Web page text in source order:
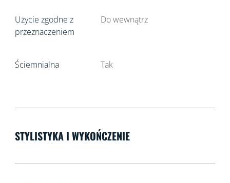
Użycie zgodne z
przeznaczeniem
Do wewnątrz
Ściemnialna Tak
STYLISTYKA I WYKOŃCZENIE